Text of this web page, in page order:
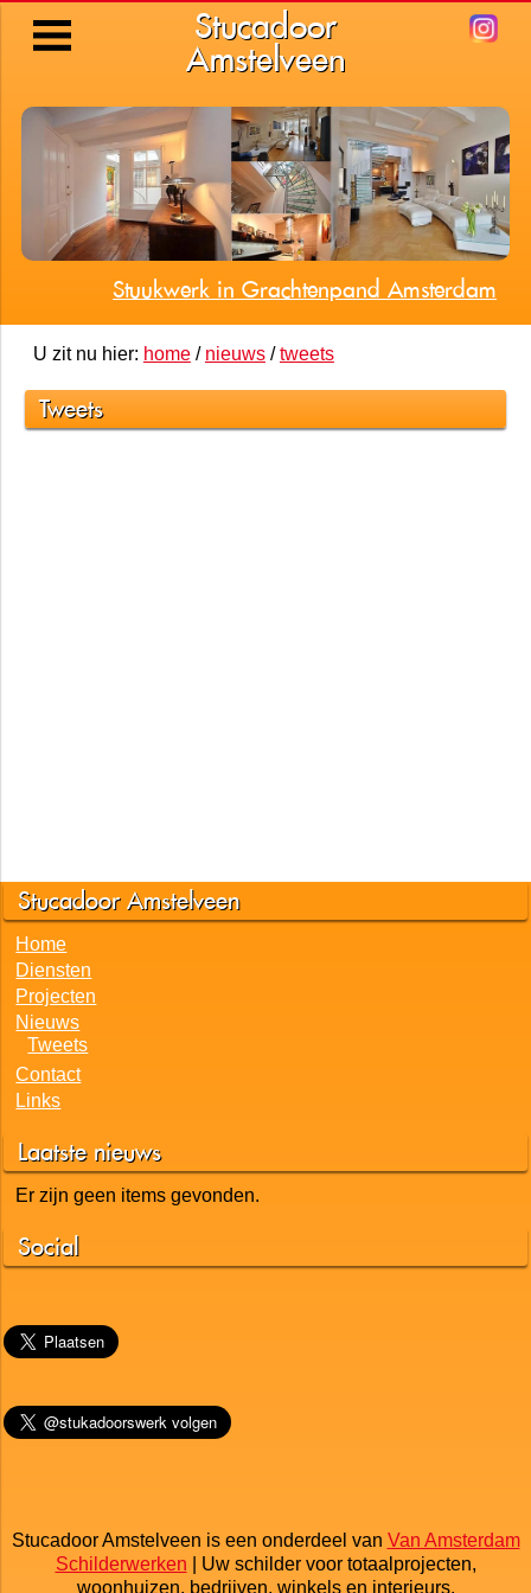
Stucadoor
Amstelveen
Stuukwerk in Grachtenpand Amsterdam
U zit nu hier: home/ nieuws/tweets
Tweets
Stucadoor Amstelveen
Home
Diensten
Projecten
Nieuws
Tweets
Contact
Links
Laatste nieuws
Er zijn geen items gevonden.
Social
Stucadoor Amstelveen is een onderdeel van Van Amsterdam
Schilderwerken | Uw schilder voor totaalprojecten,
woonhuizen, bedrijven, winkels en interieurs.